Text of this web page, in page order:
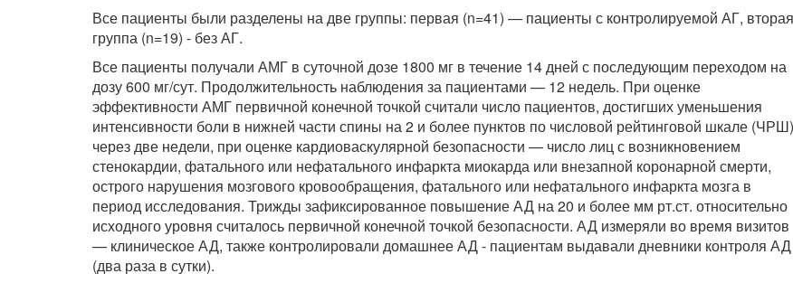
Все пациенты были разделены на две группы: первая (n=41) — пациенты с контролируемой АГ, вторая
группа (n=19) - без АГ.
Все пациенты получали АМГ в суточной дозе 1800 мг в течение 14 дней с последующим переходом на
дозу 600 мг/сут. Продолжительность наблюдения за пациентами — 12 недель. При оценке
эффективности АМГ первичной конечной точкой считали число пациентов, достигших уменьшения
интенсивности боли в нижней части спины на 2 и более пунктов по числовой рейтинговой шкале (ЧРШ)
через две недели, при оценке кардиоваскулярной безопасности — число лиц с возникновением
стенокардии, фатального или нефатального инфаркта миокарда или внезапной коронарной смерти,
острого нарушения мозгового кровообращения, фатального или нефатального инфаркта мозга в
период исследования. Трижды зафиксированное повышение АД на 20 и более мм рт.ст. относительно
исходного уровня считалось первичной конечной точкой безопасности. АД измеряли во время визитов
— клиническое АД, также контролировали домашнее АД - пациентам выдавали дневники контроля АД
(два раза в сутки).